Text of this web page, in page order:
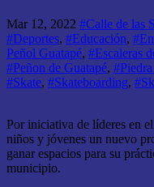
Mar 12, 2022 #Calle de las
#Deportes, #Educación,
Peñol Guatapé, #Escaleras
#Peñon de Guatapé,
#Skate, #Skateboarding,
Por iniciativa de líderes en
niños y jóvenes un nuevo
ganar espacios para su
municipio.